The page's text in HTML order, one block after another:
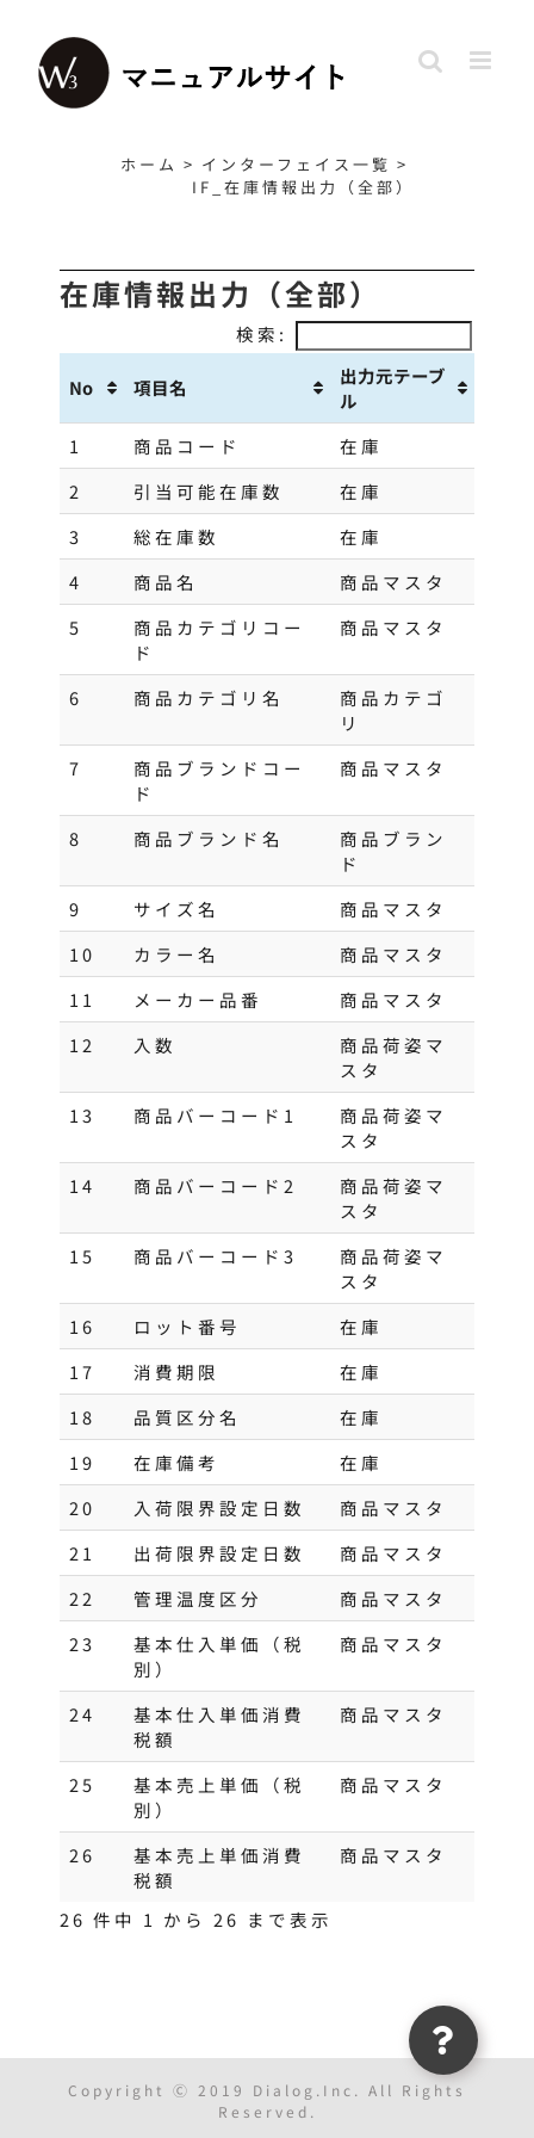
content
ホーム > インターフェイス一覧 >
IF_在庫情報出力（全部）
在庫情報出力（全部）
検索:
No 項目名
出力元テーブ
ル
1
商品コード
在庫
2
引当可能在庫数
在庫
3
総在庫数
在庫
4
商品名
商品マスタ
5
商品カテゴリコー
ド
商品マスタ
6 商品カテゴリ名
商品カテゴ
リ
7
商品ブランドコー
ド
商品マスタ
8 商品ブランド名
商品ブラン
ド
9
サイズ名
商品マスタ
10
カラー名
商品マスタ
11
メーカー品番
商品マスタ
12
入数
商品荷姿マ
スタ
13
商品バーコード1
商品荷姿マ
スタ
14
商品バーコード2
商品荷姿マ
スタ
15
商品バーコード3
商品荷姿マ
スタ
16
ロット番号
在庫
17
消費期限
在庫
18
品質区分名
在庫
19
在庫備考
在庫
20
入荷限界設定日数
商品マスタ
21
出荷限界設定日数
商品マスタ
22
管理温度区分
商品マスタ
23
基本仕入単価（税
別）
商品マスタ
24
基本仕入単価消費
税額
商品マスタ
25
基本売上単価（税
別）
商品マスタ
26
基本売上単価消費
税額
商品マスタ
26 件中 1 から 26 まで表示
Copyright Ⓒ 2019 Dialog.Inc. All Rights
Reserved.